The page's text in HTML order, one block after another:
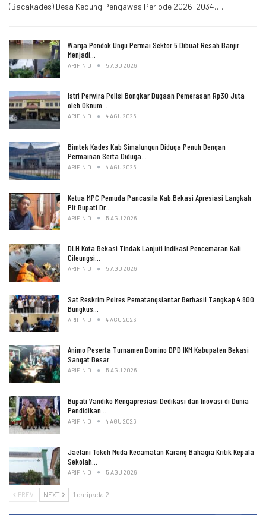
(Bacakades) Desa Kedung Pengawas Periode 2026-2034,…
Warga Pondok Ungu Permai Sektor 5 Dibuat Resah Banjir
Menjadi…
ARIFIN D 5 AGU 2026
Istri Perwira Polisi Bongkar Dugaan Pemerasan Rp30 Juta
oleh Oknum…
ARIFIN D 4 AGU 2026
Bimtek Kades Kab Simalungun Diduga Penuh Dengan
Permainan Serta Diduga…
ARIFIN D 4 AGU 2026
Ketua MPC Pemuda Pancasila Kab.Bekasi Apresiasi Langkah
Plt Bupati Dr.…
ARIFIN D 5 AGU 2026
DLH Kota Bekasi Tindak Lanjuti Indikasi Pencemaran Kali
Cileungsi…
ARIFIN D 5 AGU 2026
Sat Reskrim Polres Pematangsiantar Berhasil Tangkap 4.800
Bungkus…
ARIFIN D 4 AGU 2026
Animo Peserta Turnamen Domino DPD IKM Kabupaten Bekasi
Sangat Besar
ARIFIN D 5 AGU 2026
Bupati Vandiko Mengapresiasi Dedikasi dan Inovasi di Dunia
Pendidikan…
ARIFIN D 4 AGU 2026
Jaelani Tokoh Muda Kecamatan Karang Bahagia Kritik Kepala
Sekolah…
ARIFIN D 5 AGU 2026
PREV NEXT 1 daripada 2